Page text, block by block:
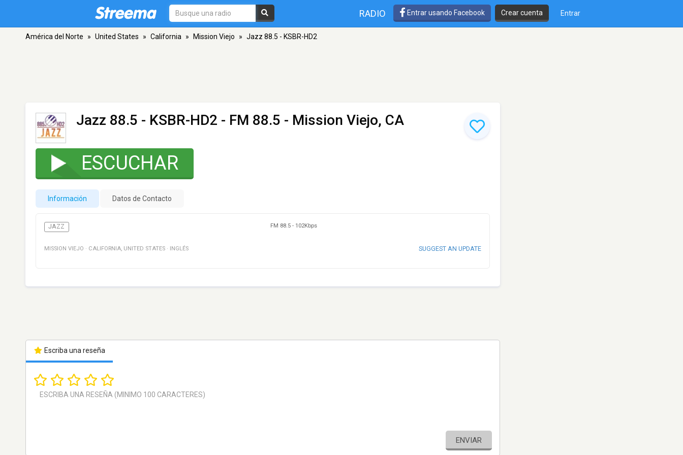
RADIO Entrar usando Facebook Crear cuenta Entrar
América del Norte » United States » California » Mission Viejo » Jazz 88.5 - KSBR-HD2
Jazz 88.5 - KSBR-HD2 - FM 88.5 - Mission Viejo, CA
ESCUCHAR
Información Datos de Contacto
JAZZ FM 88.5 - 102Kbps
MISSION VIEJO · CALIFORNIA, UNITED STATES · INGLÉS SUGGEST AN UPDATE
Escriba una reseña
ENVIAR